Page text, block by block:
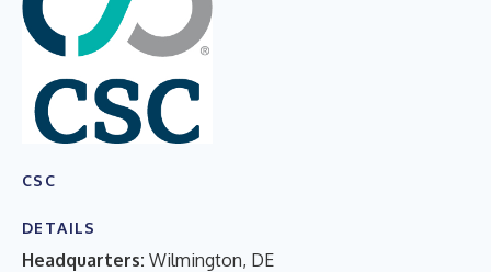
CSC
DETAILS
Headquarters: Wilmington, DE